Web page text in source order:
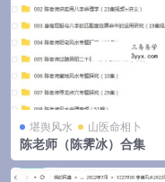
堪舆风水 山医命相卜
陈老师（陈霁冰）合集